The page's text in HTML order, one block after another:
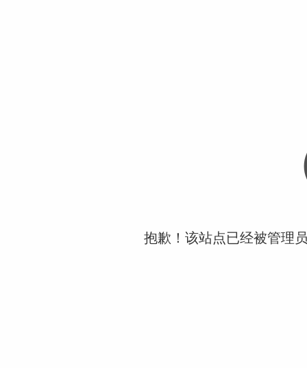
抱歉！该站点已经被管理